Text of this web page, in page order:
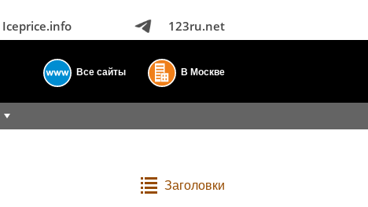
Iceprice.info 123ru.net
Все сайты В Москве
Заголовки